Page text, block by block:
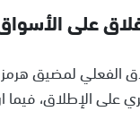
على
فيما ارتفع خام غرب